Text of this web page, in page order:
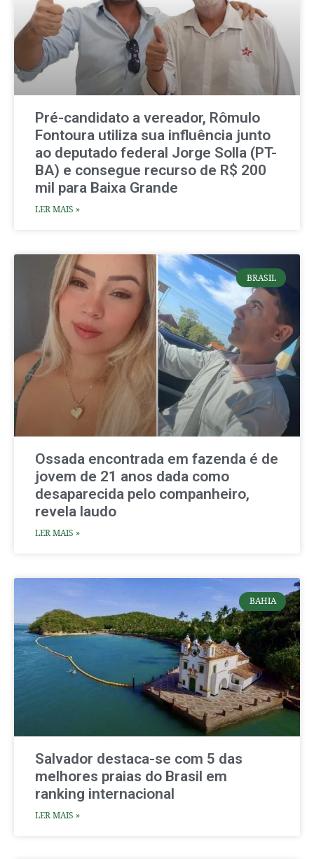
Pré-candidato a vereador, Rômulo
Fontoura utiliza sua influência junto
ao deputado federal Jorge Solla (PT-
BA) e consegue recurso de R$ 200
mil para Baixa Grande
LER MAIS »
BRASIL
Ossada encontrada em fazenda é de
jovem de 21 anos dada como
desaparecida pelo companheiro,
revela laudo
LER MAIS »
BAHIA
Salvador destaca-se com 5 das
melhores praias do Brasil em
ranking internacional
LER MAIS »